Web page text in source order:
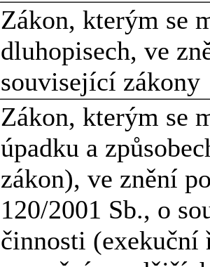
Zákon, kterým se
dluhopisech, ve
související zákony
Zákon, kterým se
úpadku a
zákon), ve znění
120/2001 Sb., o
činnosti (exekuční